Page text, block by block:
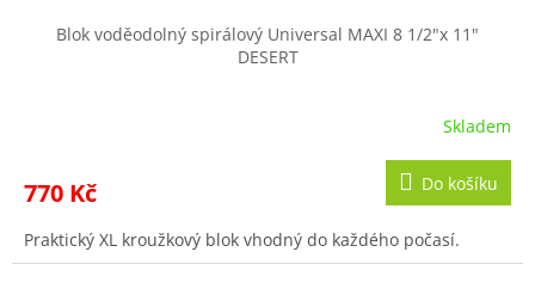
Blok voděodolný spirálový Universal MAXI 8 1/2"x 11"
DESERT
Skladem
770 Kč Do košíku
Praktický XL kroužkový blok vhodný do každého počasí.